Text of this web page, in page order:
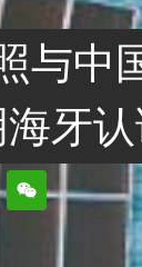
与中
牙